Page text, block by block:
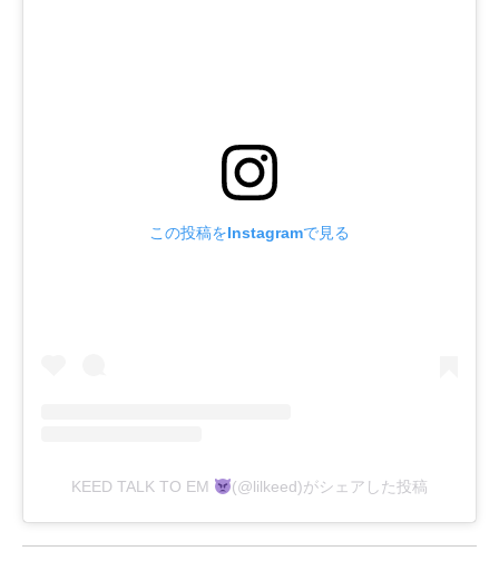
この投稿をInstagramで見る
KEED TALK TO EM (@lilkeed)がシェアした投稿